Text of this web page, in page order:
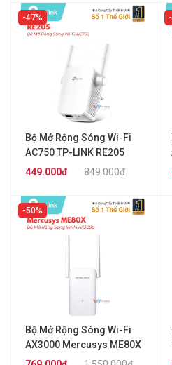
47%
Bộ Mở Rộng Sóng Wi-Fi
AC750 TP-LINK RE205
849.000đ
449.000đ
50%
Bộ Mở Rộng Sóng Wi-Fi
AX3000 Mercusys ME80X